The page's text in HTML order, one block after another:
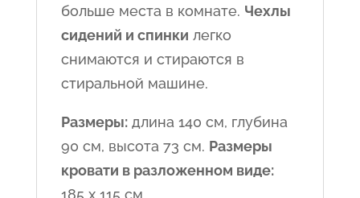
больше места в комнате. Чехлы
сидений и спинки легко
снимаются и стираются в
стиральной машине.
Размеры:длина 140 см, глубина
90 см, высота 73 см. Размеры
кровати в разложенном виде:
185 x 115 см